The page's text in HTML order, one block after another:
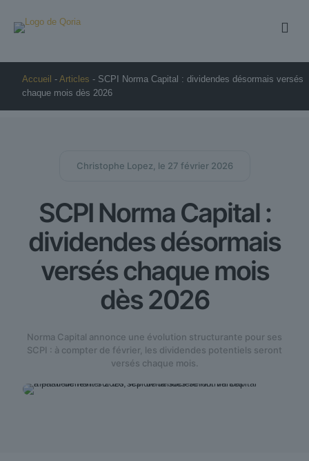
Accueil - Articles - SCPI Norma Capital : dividendes désormais versés
chaque mois dès 2026
Christophe Lopez, le 27 février 2026
SCPI Norma Capital :
dividendes désormais
versés chaque mois
dès 2026
Norma Capital annonce une évolution structurante pour ses
SCPI : à compter de février, les dividendes potentiels seront
versés chaque mois.